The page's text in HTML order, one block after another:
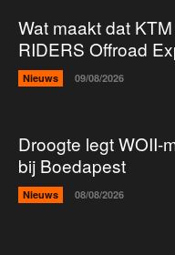
Wat maakt dat
RIDERS Offroad
Nieuws 09/08/2026
Droogte legt WOII-
bij Boedapest
Nieuws 08/08/2026